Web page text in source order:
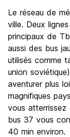
Le réseau de
ville. Deux
principaux de
aussi des bus
utilisés comme
union
aventurer plus
magnifiques
vous atterrissez
bus 37 vous
40 min environ.